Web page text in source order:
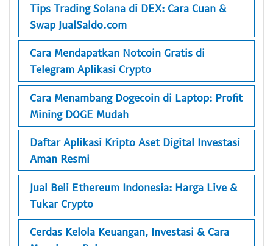
Tips Trading Solana di DEX: Cara Cuan &
Swap JualSaldo.com
Cara Mendapatkan Notcoin Gratis di
Telegram Aplikasi Crypto
Cara Menambang Dogecoin di Laptop: Profit
Mining DOGE Mudah
Daftar Aplikasi Kripto Aset Digital Investasi
Aman Resmi
Jual Beli Ethereum Indonesia: Harga Live &
Tukar Crypto
Cerdas Kelola Keuangan, Investasi & Cara